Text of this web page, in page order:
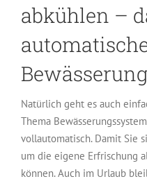
abkühlen –
Natürlich geht es auch
Thema
vollautomatisch. Damit Sie
um die eigene Erfrischung
können. Auch im Urlaub